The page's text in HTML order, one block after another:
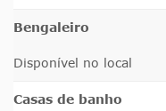
Bengaleiro
Disponível no local
Casas de banho